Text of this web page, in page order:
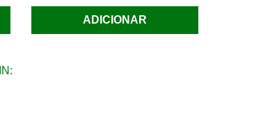
ADICIONAR